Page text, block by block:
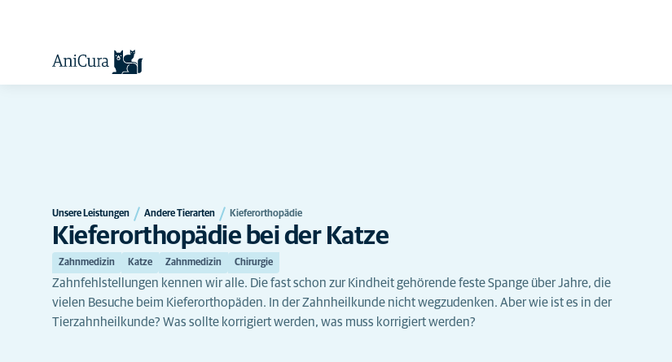
Unsere Leistungen Andere Tierarten Kieferorthopädie
Kieferorthopädie bei der Katze
Zahnmedizin Katze Zahnmedizin Chirurgie
Zahnfehlstellungen kennen wir alle. Die fast schon zur Kindheit gehörende feste Spange über Jahre, die
vielen Besuche beim Kieferorthopäden. In der Zahnheilkunde nicht wegzudenken. Aber wie ist es in der
Tierzahnheilkunde? Was sollte korrigiert werden, was muss korrigiert werden?